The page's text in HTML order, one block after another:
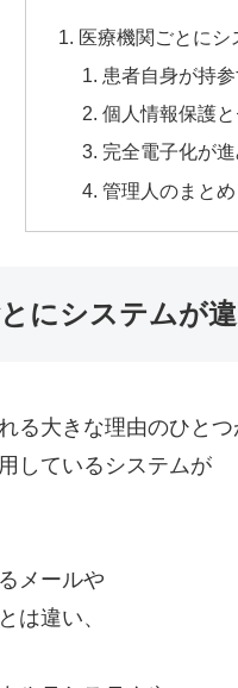
医療機関ごとにシ
患者自身が持
個人情報保護
完全電子化が
管理人のまとめ
にシステムが
る大きな理由のひとつ
しているシステムが
メールや
は違い、